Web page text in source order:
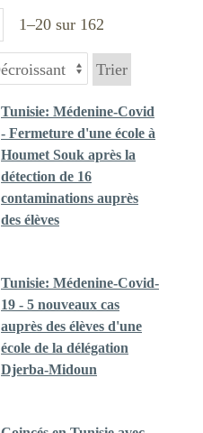
1–20 sur 162
Trier
Tunisie: Médenine-Covid
- Fermeture d'une école à
Houmet Souk après la
détection de 16
contaminations auprès
des élèves
Tunisie: Médenine-Covid-
19 - 5 nouveaux cas
auprès des élèves d'une
école de la délégation
Djerba-Midoun